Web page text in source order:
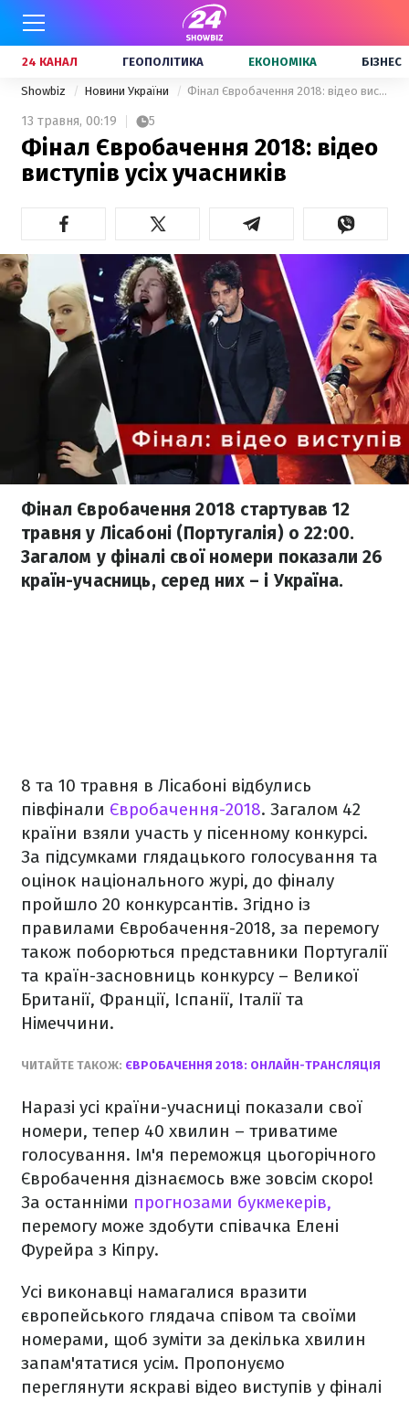
24 КАНАЛ ГЕОПОЛІТИКА ЕКОНОМІКА БІЗНЕС
Showbiz Новини України Фінал Євробачення 2018: відео виступів усіх учасників
13 травня, 00:19 5
Фінал Євробачення 2018: відео
виступів усіх учасників
Фінал Євробачення 2018 стартував 12
травня у Ліcабоні (Португалія) о 22:00.
Загалом у фіналі свої номери показали 26
країн-учасниць, серед них – і Україна.
8 та 10 травня в Лісабоні відбулись
півфінали Євробачення-2018. Загалом 42
країни взяли участь у пісенному конкурсі.
За підсумками глядацького голосування та
оцінок національного журі, до фіналу
пройшло 20 конкурсантів. Згідно із
правилами Євробачення-2018, за перемогу
також поборються представники Португалії
та країн-засновниць конкурсу – Великої
Британії, Франції, Іспанії, Італії та
Німеччини.
ЧИТАЙТЕ ТАКОЖ: ЄВРОБАЧЕННЯ 2018: ОНЛАЙН-ТРАНСЛЯЦІЯ
Наразі усі країни-учасниці показали свої
номери, тепер 40 хвилин – триватиме
голосування. Ім'я переможця цьогорічного
Євробачення дізнаємось вже зовсім скоро!
За останніми прогнозами букмекерів,
перемогу може здобути співачка Елені
Фурейра з Кіпру.
Усі виконавці намагалися вразити
європейського глядача співом та своїми
номерами, щоб зуміти за декілька хвилин
запам'ятатися усім. Пропонуємо
переглянути яскраві відео виступів у фіналі